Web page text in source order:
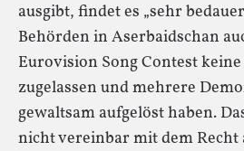
ausgibt, findet es „sehr
Behörden in Aserbaidschan
Eurovision Song Contest
zugelassen und mehrere
gewaltsam aufgelöst haben.
nicht vereinbar mit dem Recht